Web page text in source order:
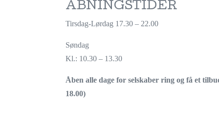
ÅBNINGSTIDER
Tirsdag-Lørdag 17.30 – 22.00
Søndag
Kl.: 10.30 – 13.30
Åben alle dage for selskaber ring og få et
18.00)